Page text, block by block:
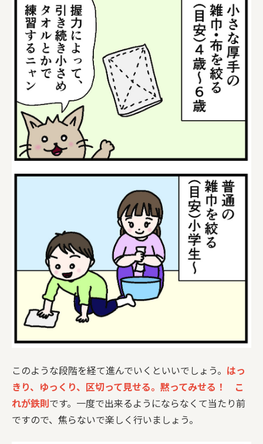
このような段階を経て進んでいくといいでしょう。 はっ
きり、ゆっくり、区切って見せる。黙ってみせる！ こ
れが鉄則です。一度で出来るようにならなくて当たり前
ですので、焦らないで楽しく行いましょう。